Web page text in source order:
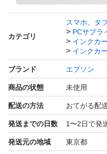
カテゴリ
スマホ、タ
PCサプラ
インクカ
インクカ
ブランド エプソン
商品の状態 未使用
配送の方法 おてがる配
発送までの日数 1〜2日で発
発送元の地域 東京都